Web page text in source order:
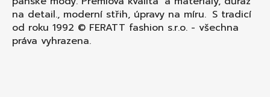
na detail., moderní střih, úpravy na míru. S tradicí
od roku 1992 © FERATT fashion s.r.o. - všechna
práva vyhrazena.